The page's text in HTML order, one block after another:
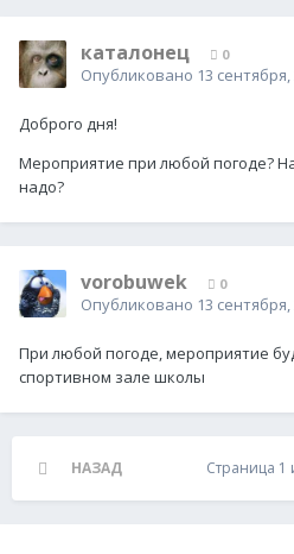
каталонец 0
Опубликовано 13 сентября,
Доброго дня!
Мероприятие при любой погоде?
надо?
vorobuwek 0
Опубликовано 13 сентября,
При любой погоде, мероприятие
спортивном зале школы
НАЗАД Страница 1